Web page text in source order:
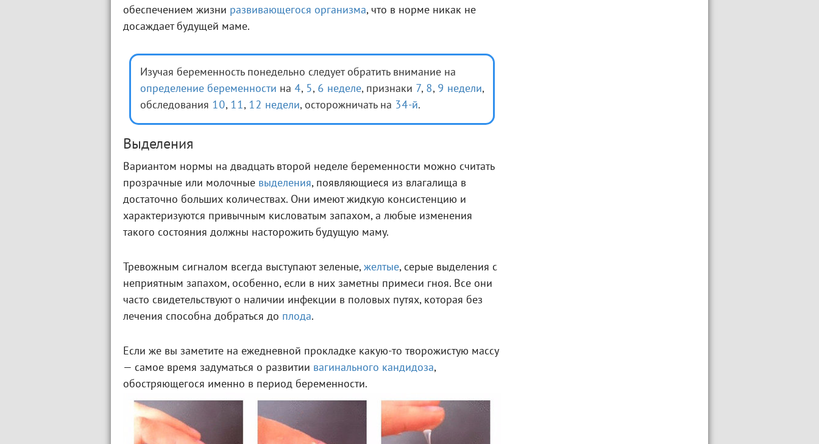
обеспечением жизни развивающегося организма, что в норме никак не
досаждает будущей маме.
Изучая беременность понедельно следует обратить внимание на
определение беременности на 4, 5,6 неделе, признаки 7, 8, 9 недели,
обследования 10, 11, 12 недели, осторожничать на 34-й.
Выделения
Вариантом нормы на двадцать второй неделе беременности можно считать
прозрачные или молочные выделения, появляющиеся из влагалища в
достаточно больших количествах. Они имеют жидкую консистенцию и
характеризуются привычным кисловатым запахом, а любые изменения
такого состояния должны насторожить будущую маму.
Тревожным сигналом всегда выступают зеленые, желтые, серые выделения с
неприятным запахом, особенно, если в них заметны примеси гноя. Все они
часто свидетельствуют о наличии инфекции в половых путях, которая без
лечения способна добраться до плода.
Если же вы заметите на ежедневной прокладке какую-то творожистую массу
— самое время задуматься о развитии вагинального кандидоза,
обостряющегося именно в период беременности.